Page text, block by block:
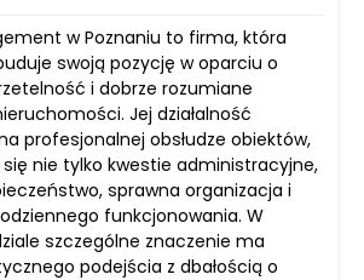
w Poznaniu to firma, która
swoją pozycję w oparciu o
i dobrze rozumiane
Jej działalność
profesjonalnej obsłudze obiektów,
nie tylko kwestie administracyjne,
sprawna organizacja i
funkcjonowania. W
szczególne znaczenie ma
podejścia z dbałością o